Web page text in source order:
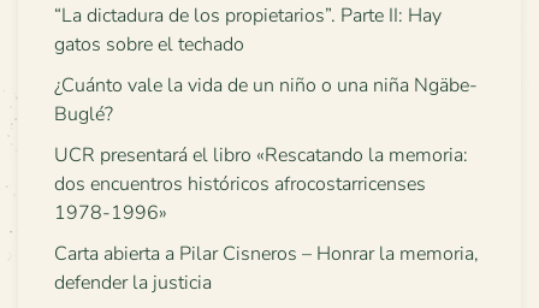
“La dictadura de los propietarios”. Parte II: Hay
gatos sobre el techado
¿Cuánto vale la vida de un niño o una niña Ngäbe-
Buglé?
UCR presentará el libro «Rescatando la memoria:
dos encuentros históricos afrocostarricenses
1978-1996»
Carta abierta a Pilar Cisneros – Honrar la memoria,
defender la justicia